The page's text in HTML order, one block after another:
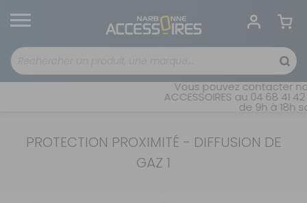
Vous pouvez contacter
ACCESSOIRES au 04 68 41
de 9h à 18h
PROTECTION PROXIMITÉ - DIFFUSION DE
GAZ 1